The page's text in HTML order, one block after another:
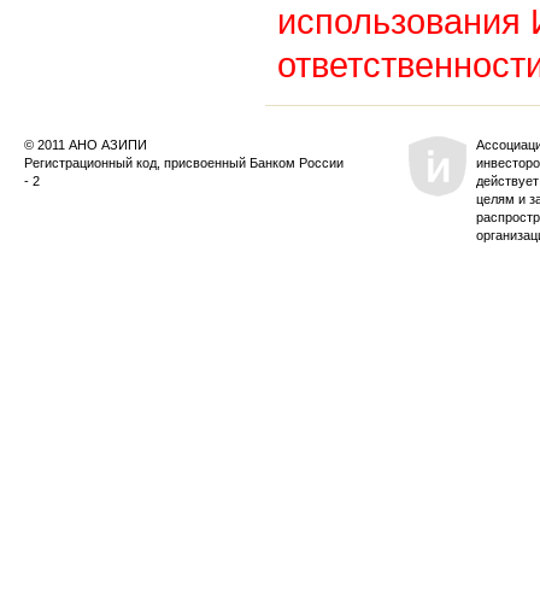
© 2011 АНО АЗИПИ
Регистрационный код, присвоенный Банком России
- 2
целям и